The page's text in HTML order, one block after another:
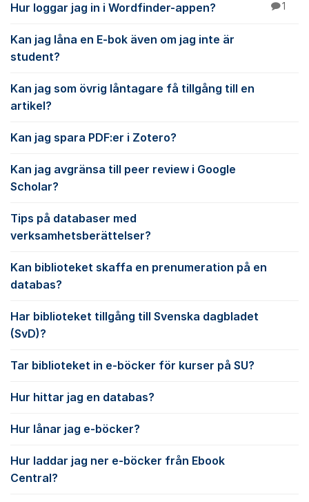
Hur loggar jag in i Wordfinder-appen? 1
Kan jag låna en E-bok även om jag inte är
student?
Kan jag som övrig låntagare få tillgång till en
artikel?
Kan jag spara PDF:er i Zotero?
Kan jag avgränsa till peer review i Google
Scholar?
Tips på databaser med
verksamhetsberättelser?
Kan biblioteket skaffa en prenumeration på en
databas?
Har biblioteket tillgång till Svenska dagbladet
(SvD)?
Tar biblioteket in e-böcker för kurser på SU?
Hur hittar jag en databas?
Hur lånar jag e-böcker?
Hur laddar jag ner e-böcker från Ebook
Central?